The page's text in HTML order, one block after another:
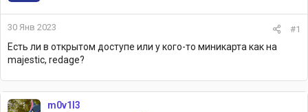
30 Янв 2023 #1
Есть ли в открытом доступе или у кого-то миникарта как на
majestic, redage?
m0v1l3